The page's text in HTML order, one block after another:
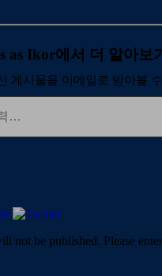
as Ikor에서 더 알아보기
게시물을 이메일로 받아볼
not be published. Please